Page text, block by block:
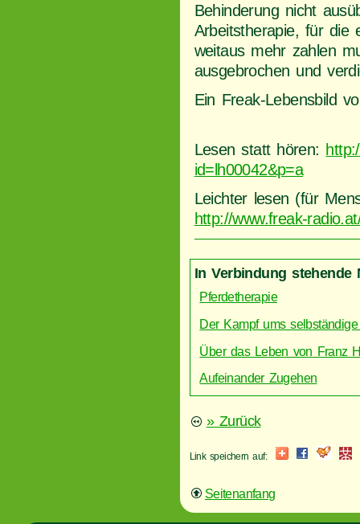
Behinderung nicht
Arbeitstherapie, für die
weitaus mehr zahlen
ausgebrochen und
Ein Freak-Lebensbild
Lesen statt hören:
id=lh00042&p=a
Leichter lesen (für
http://www.freak-
In Verbindung stehende
Pferdetherapie
Der Kampf ums
Über das Leben von Franz
Aufeinander Zugehen
» Zurück
Link speichern auf:
Seitenanfang